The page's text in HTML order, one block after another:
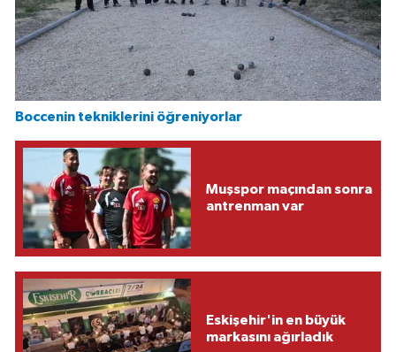
Boccenin tekniklerini öğreniyorlar
Muşspor maçından sonra
antrenman var
Eskişehir'in en büyük
markasını ağırladık